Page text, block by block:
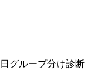
グループ分け診断